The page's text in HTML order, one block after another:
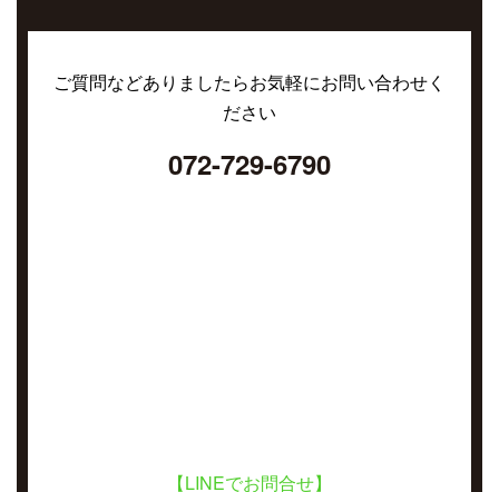
ご質問などありましたらお気軽にお問い合わせく
ださい
072-729-6790
【LINEでお問合せ】